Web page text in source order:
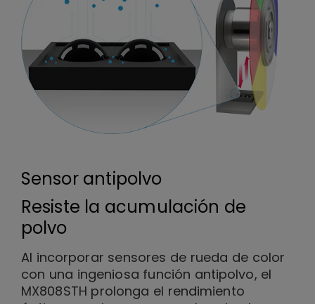
Sensor antipolvo
Resiste la acumulación de
polvo
Al incorporar sensores de rueda de color
con una ingeniosa función antipolvo, el
MX808STH prolonga el rendimiento